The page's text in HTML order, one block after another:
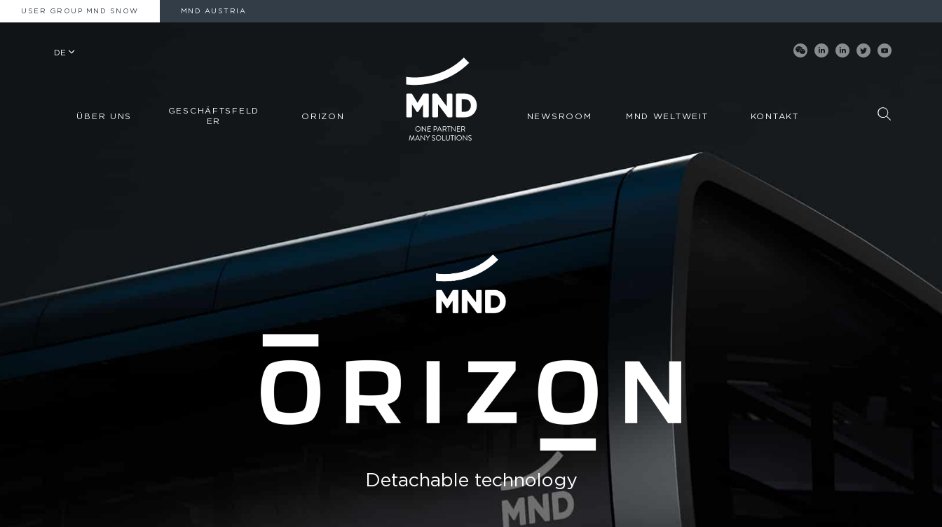
USER GROUP MND SNOW MND AUSTRIA
DE
ÜBER UNS
GESCHÄFTSFELD
ER
ORIZON NEWSROOM MND WELTWEIT KONTAKT
Detachable technology